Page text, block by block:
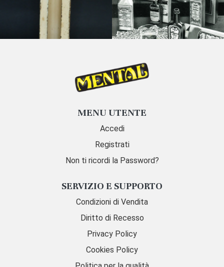
MENU UTENTE
Accedi
Registrati
Non ti ricordi la Password?
SERVIZIO E SUPPORTO
Condizioni di Vendita
Diritto di Recesso
Privacy Policy
Cookies Policy